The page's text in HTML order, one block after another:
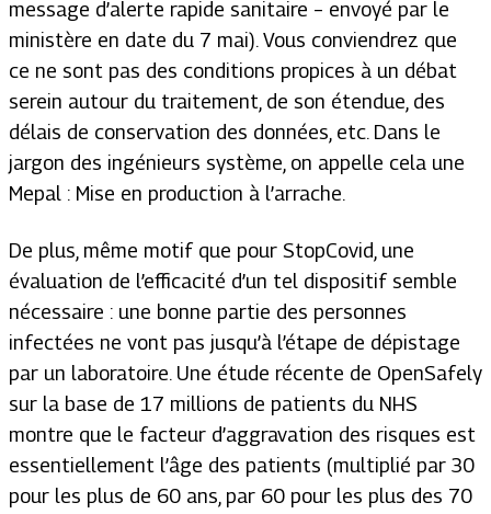
message d’alerte rapide sanitaire – envoyé par le
ministère en date du 7 mai). Vous conviendrez que
ce ne sont pas des conditions propices à un débat
serein autour du traitement, de son étendue, des
délais de conservation des données, etc. Dans le
jargon des ingénieurs système, on appelle cela une
Mepal : Mise en production à l’arrache.
De plus, même motif que pour StopCovid, une
évaluation de l’efficacité d’un tel dispositif semble
nécessaire : une bonne partie des personnes
infectées ne vont pas jusqu’à l’étape de dépistage
par un laboratoire. Une étude récente de OpenSafely
sur la base de 17 millions de patients du NHS
montre que le facteur d’aggravation des risques est
essentiellement l’âge des patients (multiplié par 30
pour les plus de 60 ans, par 60 pour les plus des 70